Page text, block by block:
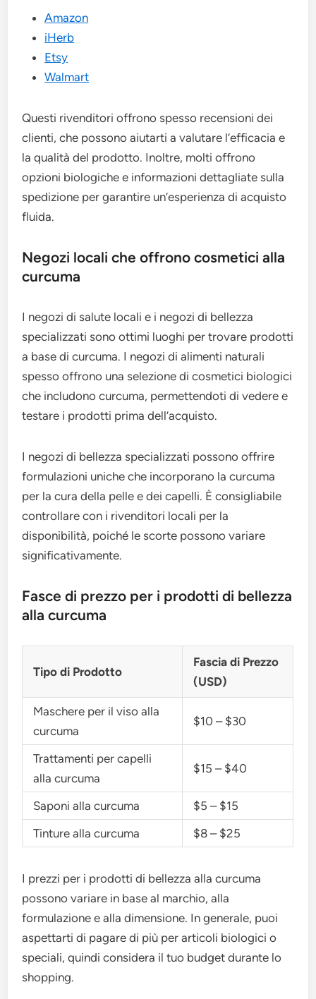
Amazon
iHerb
Etsy
Walmart
Questi rivenditori offrono spesso recensioni dei
clienti, che possono aiutarti a valutare l’efficacia e
la qualità del prodotto. Inoltre, molti offrono
opzioni biologiche e informazioni dettagliate sulla
spedizione per garantire un’esperienza di acquisto
fluida.
Negozi locali che offrono cosmetici alla
curcuma
I negozi di salute locali e i negozi di bellezza
specializzati sono ottimi luoghi per trovare prodotti
a base di curcuma. I negozi di alimenti naturali
spesso offrono una selezione di cosmetici biologici
che includono curcuma, permettendoti di vedere e
testare i prodotti prima dell’acquisto.
I negozi di bellezza specializzati possono offrire
formulazioni uniche che incorporano la curcuma
per la cura della pelle e dei capelli. È consigliabile
controllare con i rivenditori locali per la
disponibilità, poiché le scorte possono variare
significativamente.
Fasce di prezzo per i prodotti di bellezza
alla curcuma
Tipo di Prodotto
Fascia di Prezzo
(USD)
Maschere per il viso alla
curcuma
$10 – $30
Trattamenti per capelli
alla curcuma
$15 – $40
Saponi alla curcuma
$5 – $15
Tinture alla curcuma
$8 – $25
I prezzi per i prodotti di bellezza alla curcuma
possono variare in base al marchio, alla
formulazione e alla dimensione. In generale, puoi
aspettarti di pagare di più per articoli biologici o
speciali, quindi considera il tuo budget durante lo
shopping.